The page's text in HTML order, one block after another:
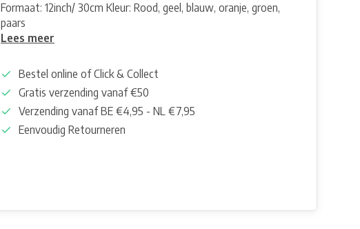
Formaat: 12inch/ 30cm Kleur: Rood, geel, blauw, oranje, groen,
paars
Lees meer
Bestel online of Click & Collect
Gratis verzending vanaf €50
Verzending vanaf BE €4,95 - NL €7,95
Eenvoudig Retourneren